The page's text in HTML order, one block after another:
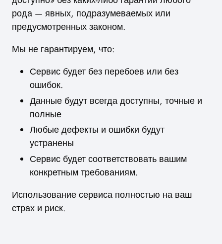
рода — явных, подразумеваемых или
предусмотренных законом.
Мы не гарантируем, что:
Сервис будет без перебоев или без
ошибок.
Данные будут всегда доступны, точные и
полные
Любые дефекты и ошибки будут
устранены
Сервис будет соответствовать вашим
конкретным требованиям.
Использование сервиса полностью на ваш
страх и риск.